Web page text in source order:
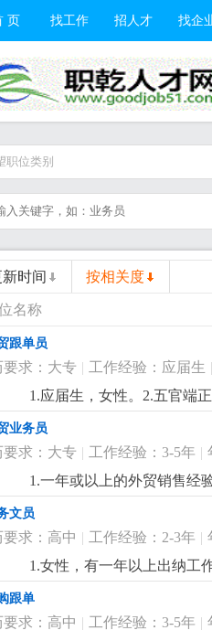
页 找工作 招人才 找企
职位类别
时间 按相关度
名称
跟单员
要求：大专 | 工作经验：应届生 |
1.应届生，女性。2.五官端
历，英文三级以上，口齿伶
会更详细
业务员
要求：大专 | 工作经验：3-5年 |
1.一年或以上的外贸销售经
专业大专或以上学历，英文
用，待遇从优。
文员
要求：高中 | 工作经验：2-3年 |
1.女性，有一年以上出纳工
务，工资核算，发放；并开
4.有灯饰方面的财务，熟悉
核算经验者优先更详细...
跟单
要求：高中 | 工作经验：3-5年 |